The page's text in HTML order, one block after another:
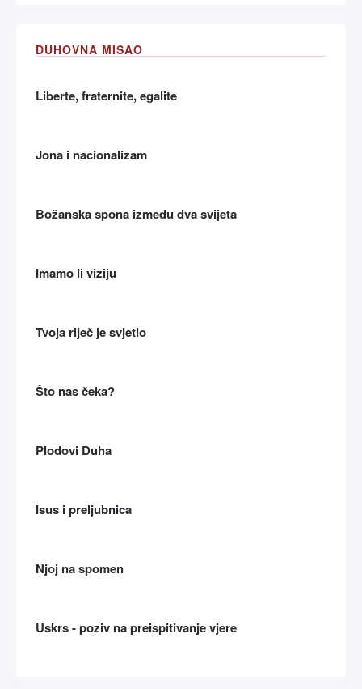
DUHOVNA MISAO
Liberte, fraternite, egalite
Jona i nacionalizam
Božanska spona između dva svijeta
Imamo li viziju
Tvoja riječ je svjetlo
Što nas čeka?
Plodovi Duha
Isus i preljubnica
Njoj na spomen
Uskrs - poziv na preispitivanje vjere